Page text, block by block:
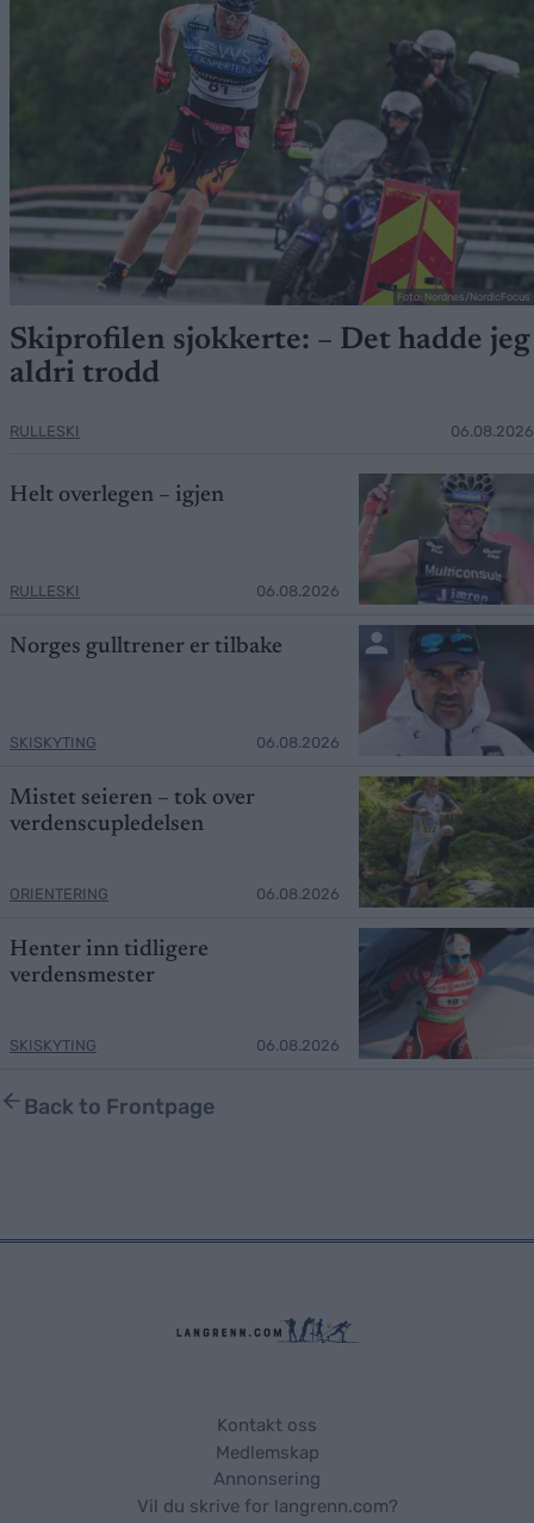
Foto: Nordnes/NordicFocus
Skiprofilen sjokkerte: – Det hadde jeg
aldri trodd
RULLESKI 06.08.2026
Helt overlegen – igjen
RULLESKI 06.08.2026
Norges gulltrener er tilbake
SKISKYTING 06.08.2026
Mistet seieren – tok over
verdenscupledelsen
ORIENTERING 06.08.2026
Henter inn tidligere
verdensmester
SKISKYTING 06.08.2026
Back to Frontpage
Kontakt oss
Medlemskap
Annonsering
Vil du skrive for langrenn.com?